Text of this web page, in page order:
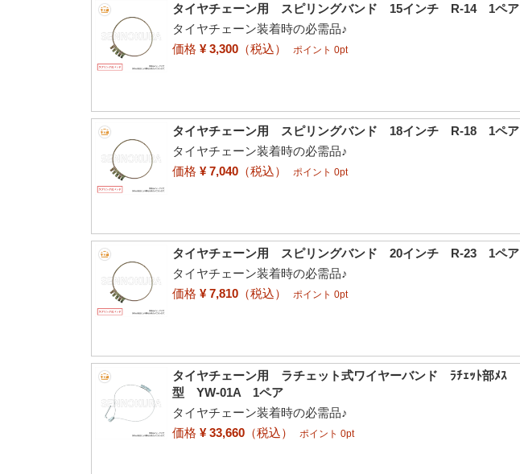
タイヤチェーン用 スピリングバンド 15インチ R-14 1ペア
タイヤチェーン装着時の必需品♪
価格 ¥ 3,300 （税込） ポイント 0pt
タイヤチェーン用 スピリングバンド 18インチ R-18 1ペア
タイヤチェーン装着時の必需品♪
価格 ¥ 7,040 （税込） ポイント 0pt
タイヤチェーン用 スピリングバンド 20インチ R-23 1ペア
タイヤチェーン装着時の必需品♪
価格 ¥ 7,810 （税込） ポイント 0pt
タイヤチェーン用 ラチェット式ワイヤーバンド ﾗﾁｪｯﾄ部ﾒｽ
型 YW-01A 1ペア
タイヤチェーン装着時の必需品♪
価格 ¥ 33,660 （税込） ポイント 0pt